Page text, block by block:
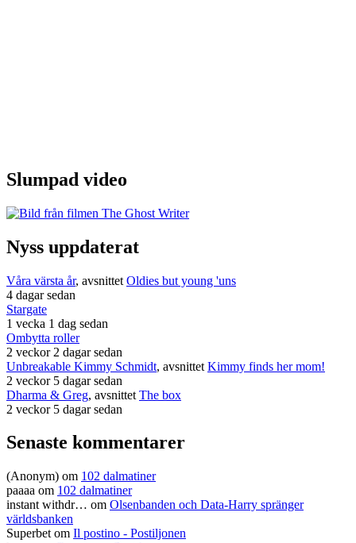
Slumpad video
Nyss uppdaterat
Våra värsta år, avsnittet Oldies but young 'uns
4 dagar sedan
Stargate
1 vecka 1 dag sedan
Ombytta roller
2 veckor 2 dagar sedan
Unbreakable Kimmy Schmidt, avsnittet Kimmy finds her mom!
2 veckor 5 dagar sedan
Dharma & Greg, avsnittet The box
2 veckor 5 dagar sedan
Senaste kommentarer
(Anonym) om 102 dalmatiner
paaaa om 102 dalmatiner
instant withdr… om Olsenbanden och Data-Harry spränger
världsbanken
Superbet om Il postino - Postiljonen